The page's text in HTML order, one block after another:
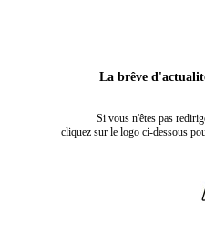
La brêve
Si vous n'êtes pas
cliquez sur le logo ci-dessous